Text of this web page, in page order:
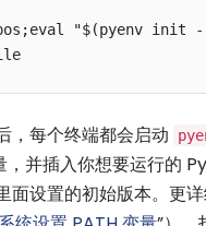
"$(pyenv init
，每个终端都会启动
，并插入你想要运行的
面设置的初始版本。更